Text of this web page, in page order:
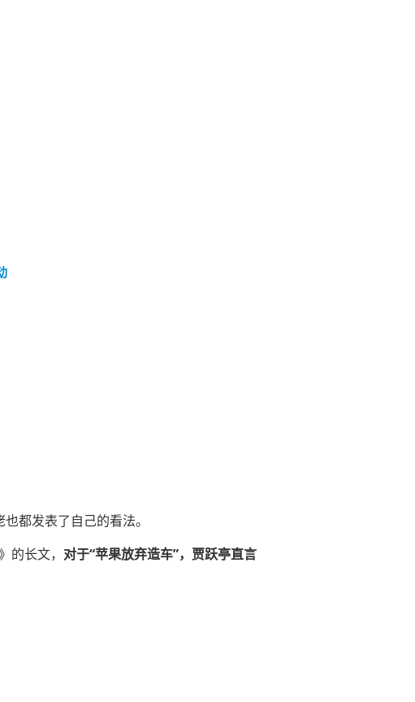
都发表了自己的看法。
的长文， 对于“苹果放弃造车”，贾跃亭直言